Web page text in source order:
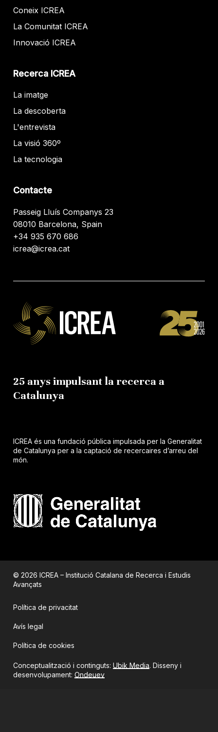
Coneix ICREA
La Comunitat ICREA
Innovació ICREA
Recerca ICREA
La imatge
La descoberta
L'entrevista
La visió 360º
La tecnologia
Contacte
Passeig Lluís Companys 23
08010 Barcelona, Spain
+34 935 670 686
icrea@icrea.cat
25 anys impulsant la recerca a
Catalunya
ICREA és una fundació pública impulsada per la Generalitat
de Catalunya per a la captació de recercaires d’arreu del
món.
© 2026 ICREA – Institució Catalana de Recerca i Estudis
Avançats
Política de privacitat
Avís legal
Política de cookies
Conceptualització i continguts: Ubik Media. Disseny i
desenvolupament: Ondeuev